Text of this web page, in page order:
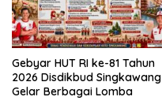
Gebyar HUT RI ke-81 Tahun
2026 Disdikbud Singkawang
Gelar Berbagai Lomba